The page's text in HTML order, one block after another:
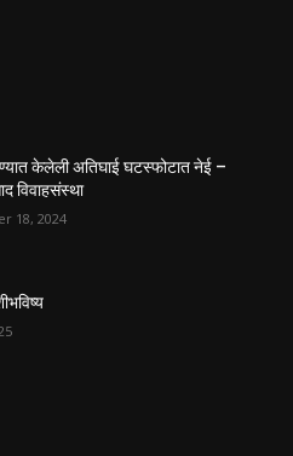
केलेली अतिघाई घटस्फोटात नेई –
विवाहसंस्था
18, 2024